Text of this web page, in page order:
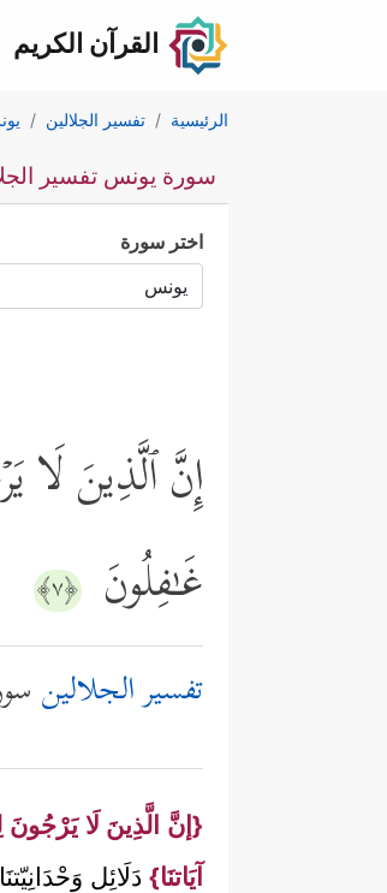
القرآن الكريم
الرئيسية تفسير الجلالين
سورة يونس تفسير
اختر سورة
إِنَّ ٱلَّذِینَ لَا
غَـٰفِلُونَ ﴿٧﴾
تفسير الجلالين
{إنَّ الَّذِينَ لَا يَرْجُونَ
آيَاتنَا} دَلَائِل وَحْدَانِيّتنَا